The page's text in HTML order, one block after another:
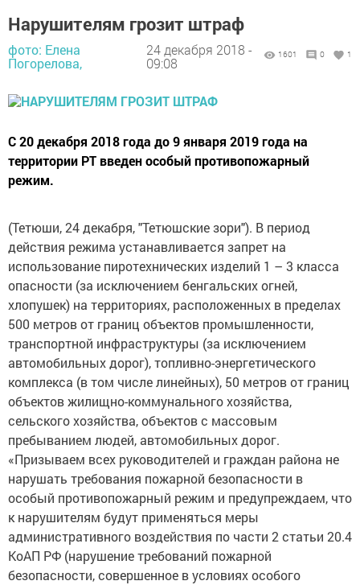
Нарушителям грозит штраф
фото: Елена
Погорелова,
24 декабря 2018 -
09:08
1601 0 1
С 20 декабря 2018 года до 9 января 2019 года на
территории РТ введен особый противопожарный
режим.
(Тетюши, 24 декабря, "Тетюшские зори"). В период
действия режима устанавливается запрет на
использование пиротехнических изделий 1 – 3 класса
опасности (за исключением бенгальских огней,
хлопушек) на территориях, расположенных в пределах
500 метров от границ объектов промышленности,
транспортной инф­раструктуры (за исключением
автомобильных дорог), топливно-энергетического
комплекса (в том числе линейных), 50 метров от границ
объектов жилищно-коммунального хозяйства,
сельского хозяйства, объектов с массовым
пребыванием людей, автомобильных дорог.
«Призываем всех руководителей и граждан рай­она не
нарушать требования пожарной безопасности в
особый противопожарный режим и предупреждаем, что
к нарушителям будут применяться меры
административного воздействия по части 2 статьи 20.4
КоАП РФ (нарушение требований пожарной
безопасности, совершенное в условиях особого